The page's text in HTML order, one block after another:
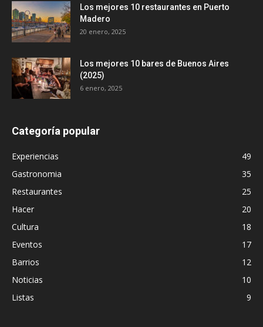
Los mejores 10 restaurantes en Puerto
Madero
20 enero, 2025
Los mejores 10 bares de Buenos Aires
(2025)
6 enero, 2025
Categoría popular
Experiencias
49
Gastronomia
35
Restaurantes
25
Hacer
20
Cultura
18
Eventos
17
Barrios
12
Noticias
10
Listas
9